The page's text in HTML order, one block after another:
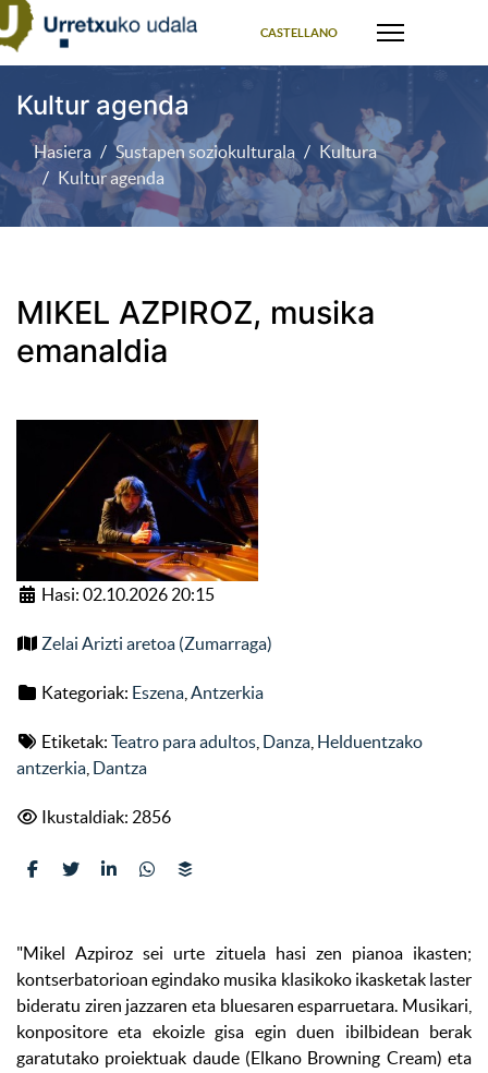
CASTELLANO
Kultur agenda
Hasiera Sustapen soziokulturala
Kultura
Kultur agenda
MIKEL AZPIROZ, musika
emanaldia
Hasi: 02.10.2026 20:15
Zelai Arizti aretoa (Zumarraga)
Kategoriak: Eszena Antzerkia
Etiketak: Teatro para adultos Danza Helduentzako
antzerkia Dantza
Ikustaldiak: 2856
"Mikel Azpiroz sei urte zituela hasi zen pianoa ikasten;
kontserbatorioan egindako musika klasikoko ikasketak laster
bideratu ziren jazzaren eta bluesaren esparruetara. Musikari,
konpositore eta ekoizle gisa egin duen ibilbidean berak
garatutako proiektuak daude (Elkano Browning Cream) eta